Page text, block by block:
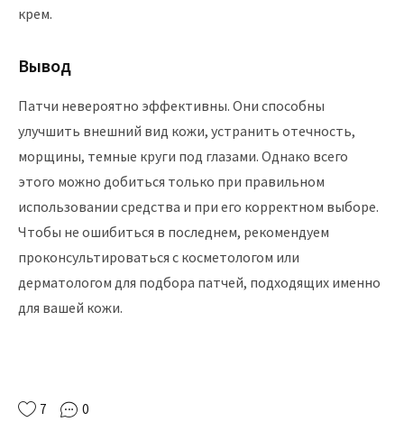
крем.
Вывод
Патчи невероятно эффективны. Они способны
улучшить внешний вид кожи, устранить отечность,
морщины, темные круги под глазами. Однако всего
этого можно добиться только при правильном
использовании средства и при его корректном выборе.
Чтобы не ошибиться в последнем, рекомендуем
проконсультироваться с косметологом или
дерматологом для подбора патчей, подходящих именно
для вашей кожи.
7 0